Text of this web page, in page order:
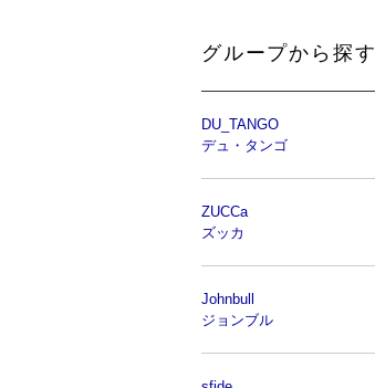
グループから探す
DU_TANGO
デュ・タンゴ
ZUCCa
ズッカ
Johnbull
ジョンブル